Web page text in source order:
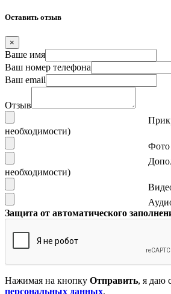
Оставить отзыв
×
Ваше имя
Ваш номер телефона
Ваш email
Отзыв
необходимости)
Фото
необходимости)
Защита от автоматического
Нажимая на кнопку Отправить, я даю
персональных данных.